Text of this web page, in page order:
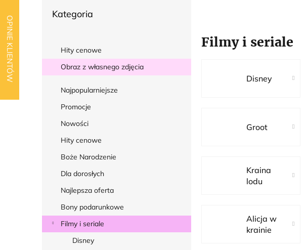
OPINIE KLIENTÓW
k
b
Pominąć
Kategoria
Hity cenowe
Obraz z własnego zdjęcia
Najpopularniejsze
Promocje
Nowości
Hity cenowe
Boże Narodzenie
Dla dorosłych
Najlepsza oferta
Bony podarunkowe
Filmy i seriale
Disney
Filmy i seriale
Disney
Groot
Kraina
lodu
Alicja w
krainie